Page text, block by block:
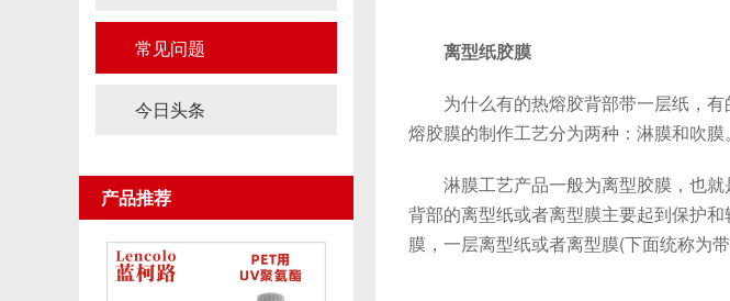
常见问题
今日头条
产品推荐
离型纸胶膜
为什么有的热熔胶背部带一层纸，有
熔胶膜的制作工艺分为两种：淋膜和吹膜。
淋膜工艺产品一般为离型胶膜，也就
背部的离型纸或者离型膜主要起到保护
膜，一层离型纸或者离型膜(下面统称为带